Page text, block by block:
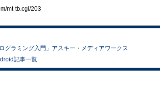
mt-tb.cgi/203
グラミング入門」アスキー・メディアワークス
記事一覧